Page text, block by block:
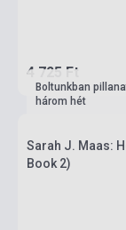
4 725 Ft
Boltunkban
három hét
Sarah J. Maas:
Book 2)